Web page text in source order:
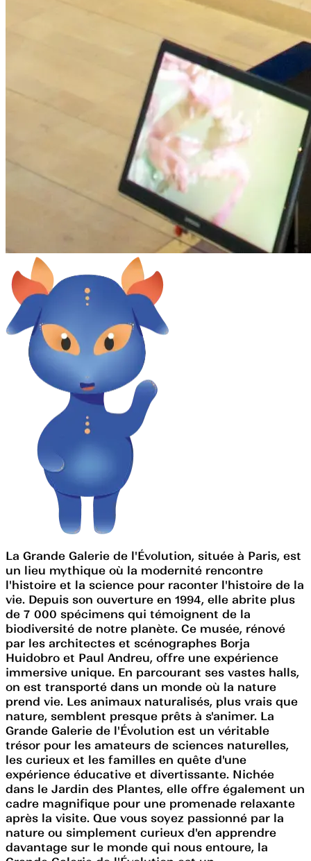
La Grande Galerie de l'Évolution, située à Paris, est
un lieu mythique où la modernité rencontre
l'histoire et la science pour raconter l'histoire de la
vie. Depuis son ouverture en 1994, elle abrite plus
de 7 000 spécimens qui témoignent de la
biodiversité de notre planète. Ce musée, rénové
par les architectes et scénographes Borja
Huidobro et Paul Andreu, offre une expérience
immersive unique. En parcourant ses vastes halls,
on est transporté dans un monde où la nature
prend vie. Les animaux naturalisés, plus vrais que
nature, semblent presque prêts à s'animer. La
Grande Galerie de l'Évolution est un véritable
trésor pour les amateurs de sciences naturelles,
les curieux et les familles en quête d'une
expérience éducative et divertissante. Nichée
dans le Jardin des Plantes, elle offre également un
cadre magnifique pour une promenade relaxante
après la visite. Que vous soyez passionné par la
nature ou simplement curieux d'en apprendre
davantage sur le monde qui nous entoure, la